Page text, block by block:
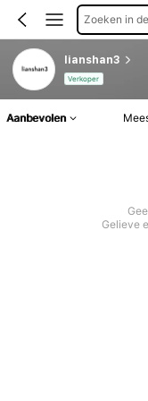
Zoeken in
lianshan3
Verkoper
Aanbevolen
Gelieve